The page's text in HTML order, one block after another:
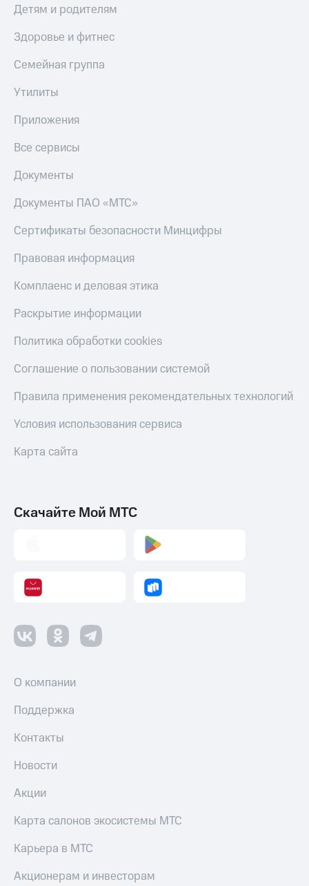
Детям и родителям
Здоровье и фитнес
Семейная группа
Утилиты
Приложения
Все сервисы
Документы
Документы ПАО «МТС»
Сертификаты безопасности Минцифры
Правовая информация
Комплаенс и деловая этика
Раскрытие информации
Политика обработки cookies
Соглашение о пользовании системой
Правила применения рекомендательных технологий
Условия использования сервиса
Карта сайта
Скачайте Мой МТС
О компании
Поддержка
Контакты
Новости
Акции
Карта салонов экосистемы МТС
Карьера в МТС
Акционерам и инвесторам